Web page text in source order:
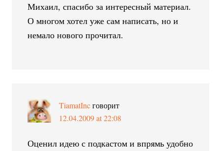
Михаил, спасибо за интересный материал.
О многом хотел уже сам написать, но и
немало нового прочитал.
TiamatInc говорит
12.04.2009 at 22:08
Оценил идею с подкастом и впрямь удобно